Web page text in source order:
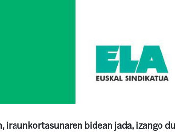
iraunkortasunaren bidean jada, izango